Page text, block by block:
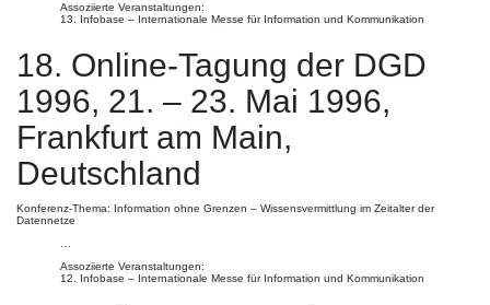
Assoziierte Veranstaltungen:
13. Infobase – Internationale Messe für Information und Kommunikation
18. Online-Tagung der DGD
1996, 21. – 23. Mai 1996,
Frankfurt am Main,
Deutschland
Konferenz-Thema: Information ohne Grenzen – Wissensvermittlung im Zeitalter der
Datennetze
Assoziierte Veranstaltungen:
12. Infobase – Internationale Messe für Information und Kommunikation